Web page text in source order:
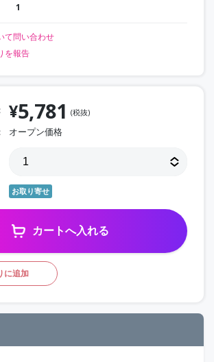
1
て問い合わせ
を報告
¥5,781 (税抜)
オープン価格
お取り寄せ
カートへ入れる
に追加